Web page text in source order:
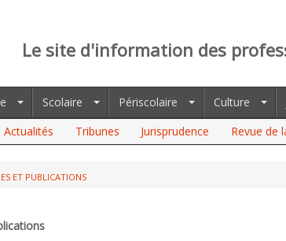
Le site d'information des
Scolaire Périscolaire Culture
Actualités Tribunes Jurisprudence Revue de
ET PUBLICATIONS